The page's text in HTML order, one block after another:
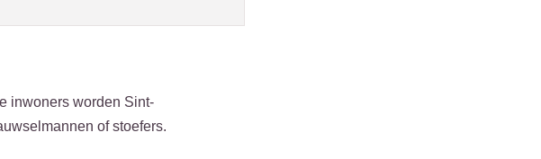
inwoners worden Sint-
of stoefers.